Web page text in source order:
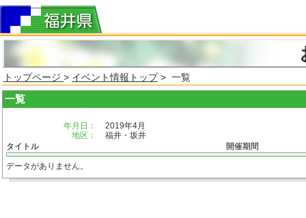
トップページ > イベント情報トップ> 一覧
一覧
年月日：
2019年4月
地区：
福井・坂井
タイトル
開催期間
データがありません。